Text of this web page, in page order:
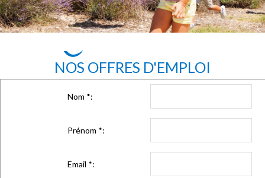
NOS OFFRES D'EMPLOI
Nom *:
Prénom *:
Email *: